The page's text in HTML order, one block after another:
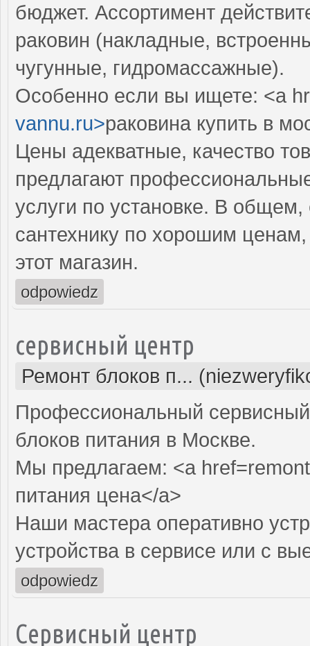
бюджет. Ассортимент
раковин (накладные,
чугунные, гидромассажные).
Особенно если вы ищете: <a
vannu.ru>раковина купить в
Цены адекватные, качество
предлагают
услуги по установке. В
сантехнику по хорошим
этот магазин.
odpowiedz
сервисный центр
Ремонт блоков п...
Профессиональный
блоков питания в Москве.
Мы предлагаем: <a
питания цена</a>
Наши мастера оперативно
устройства в сервисе или с
odpowiedz
Сервисный центр